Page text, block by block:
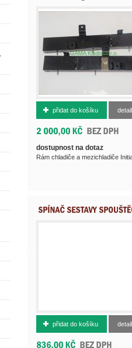
4226200001
přidat do košíku detail
dostupnost na dotaz
Rám chladiče a mezichladiče
500016789
přidat do košíku detail